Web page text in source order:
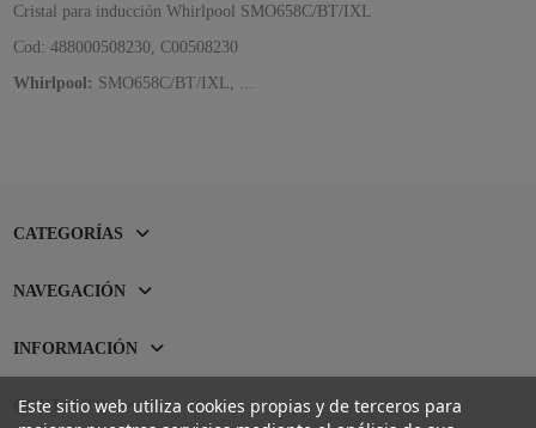
Cristal para inducción Whirlpool SMO658C/BT/IXL
Cod: 488000508230, C00508230
Whirlpool: SMO658C/BT/IXL, ...
CATEGORÍAS
NAVEGACIÓN
INFORMACIÓN
CONTACTO
Este sitio web utiliza cookies propias y de terceros para